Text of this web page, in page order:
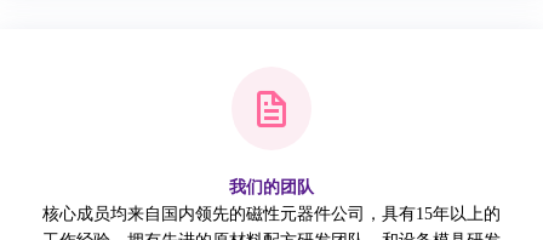
我们的团队
核心成员均来自国内领先的磁性元器件公司，具有15年以上的